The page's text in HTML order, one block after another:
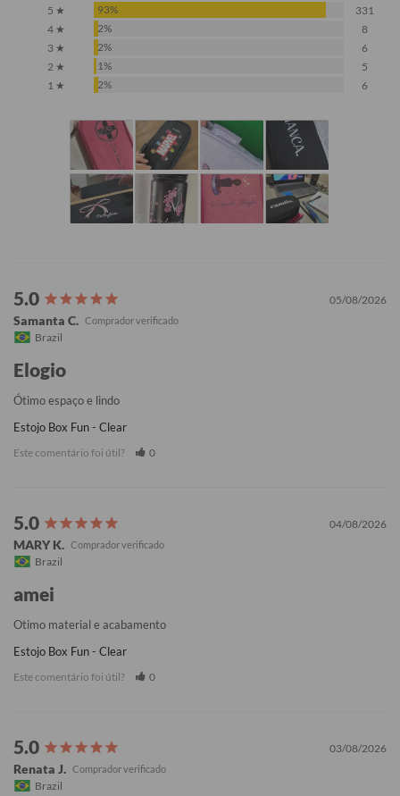
5 ★ 93%
331
4 ★
2%
8
3 ★
2%
6
2 ★
1%
5
1 ★
2% 6
05/08/2026
Samanta C.
Brazil
Elogio
Ótimo espaço e lindo
Estojo Box Fun - Clear
Este comentário foi útil? 0
04/08/2026
MARY K.
Brazil
amei
Otimo material e acabamento
Estojo Box Fun - Clear
Este comentário foi útil? 0
03/08/2026
Renata J.
Brazil